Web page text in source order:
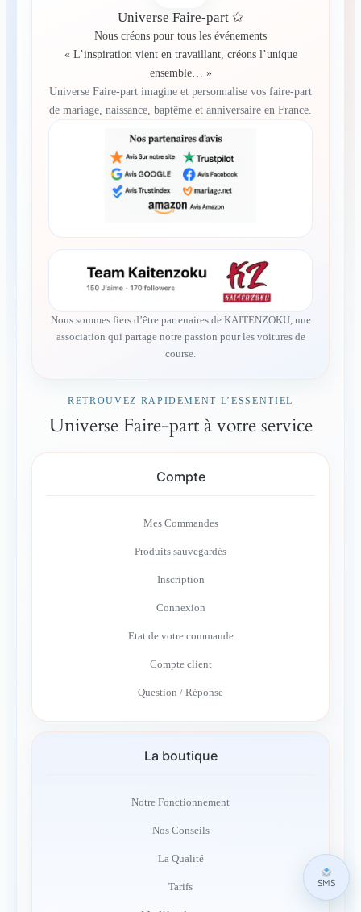
Universe Faire-part ✩
Nous créons pour tous les événements
« L’inspiration vient en travaillant, créons l’unique
ensemble… »
Universe Faire-part imagine et personnalise vos faire-part
de mariage, naissance, baptême et anniversaire en France.
Nous sommes fiers d’être partenaires de KAITENZOKU, une
association qui partage notre passion pour les voitures de
course.
RETROUVEZ RAPIDEMENT L’ESSENTIEL
Universe Faire-part à votre service
Compte
Mes Commandes
Produits sauvegardés
Inscription
Connexion
Etat de votre commande
Compte client
Question / Réponse
La boutique
Notre Fonctionnement
Nos Conseils
La Qualité
Tarifs SMS